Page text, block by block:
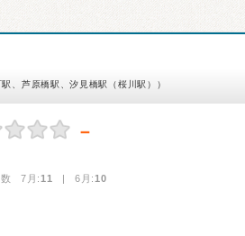
、芦原橋駅、汐見橋駅（桜川駅））
－
数 7月:11 | 6月:10